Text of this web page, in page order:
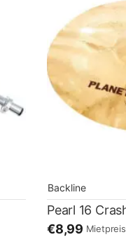
Backline
€8,99 Mietpreis